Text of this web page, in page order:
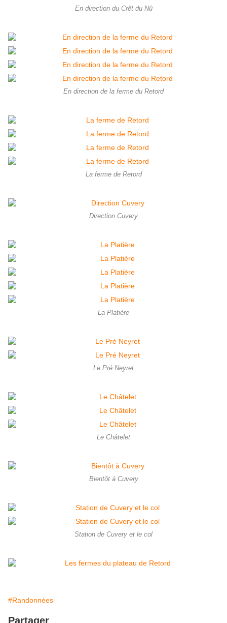
En direction du Crêt du Nû
En direction de la ferme du Retord
La ferme de Retord
Direction Cuvery
La Platière
Le Pré Neyret
Le Châtelet
Bientôt à Cuvery
Station de Cuvery et le col
#Randonnées
Partager